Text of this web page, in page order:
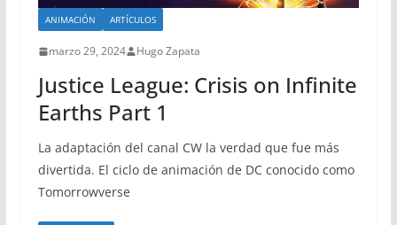
ANIMACIÓN ARTÍCULOS
marzo 29, 2024 Hugo Zapata
Justice League: Crisis on Infinite
Earths Part 1
La adaptación del canal CW la verdad que fue más
divertida. El ciclo de animación de DC conocido como
Tomorrowverse